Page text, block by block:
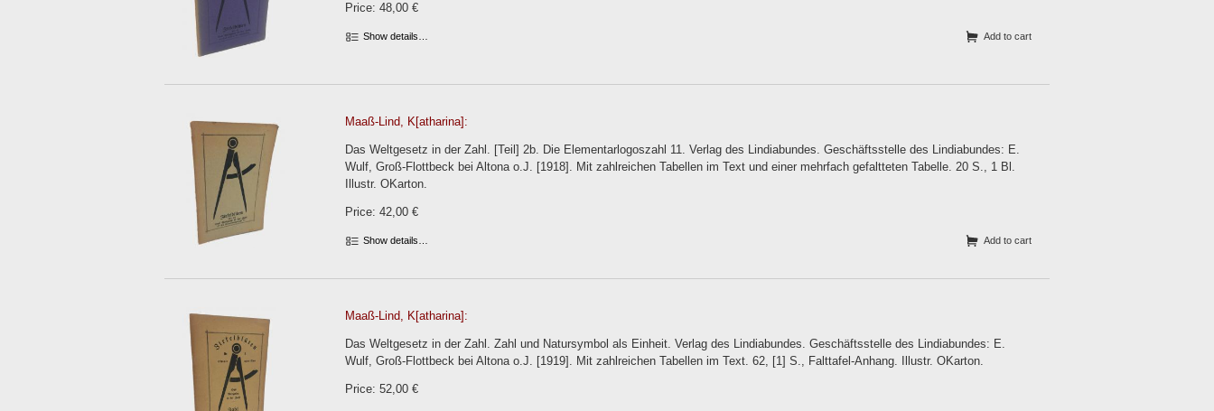
Price: 48,00 €
Show details… Add to cart
Maaß-Lind, K[atharina]:
Das Weltgesetz in der Zahl. [Teil] 2b. Die Elementarlogoszahl 11. Verlag des Lindiabundes. Geschäftsstelle des Lindiabundes: E.
Wulf, Groß-Flottbeck bei Altona o.J. [1918]. Mit zahlreichen Tabellen im Text und einer mehrfach gefaltteten Tabelle. 20 S., 1 Bl.
Illustr. OKarton.
Price: 42,00 €
Show details… Add to cart
Maaß-Lind, K[atharina]:
Das Weltgesetz in der Zahl. Zahl und Natursymbol als Einheit. Verlag des Lindiabundes. Geschäftsstelle des Lindiabundes: E.
Wulf, Groß-Flottbeck bei Altona o.J. [1919]. Mit zahlreichen Tabellen im Text. 62, [1] S., Falttafel-Anhang. Illustr. OKarton.
Price: 52,00 €